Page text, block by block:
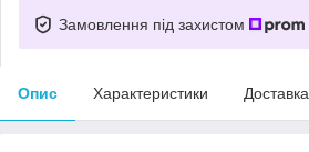
Замовлення під захистом
Опис Характеристики Доставка